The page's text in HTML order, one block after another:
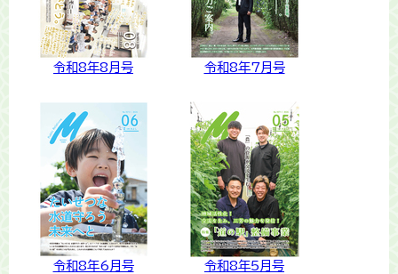
令和8年8月号 令和8年7月号
令和8年6月号 令和8年5月号